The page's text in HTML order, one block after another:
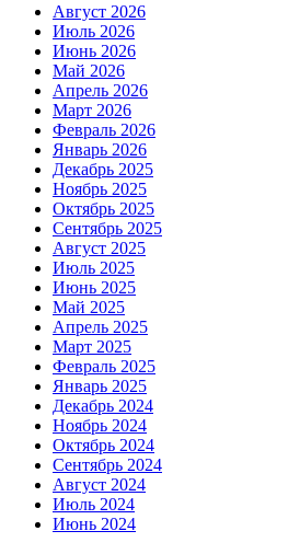
Август 2026
Июль 2026
Июнь 2026
Май 2026
Апрель 2026
Март 2026
Февраль 2026
Январь 2026
Декабрь 2025
Ноябрь 2025
Октябрь 2025
Сентябрь 2025
Август 2025
Июль 2025
Июнь 2025
Май 2025
Апрель 2025
Март 2025
Февраль 2025
Январь 2025
Декабрь 2024
Ноябрь 2024
Октябрь 2024
Сентябрь 2024
Август 2024
Июль 2024
Июнь 2024